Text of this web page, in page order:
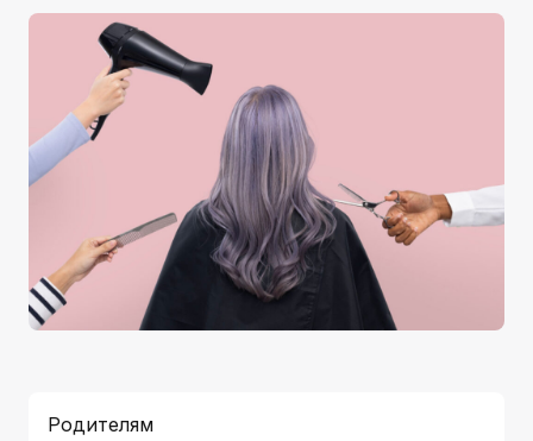
Родителям